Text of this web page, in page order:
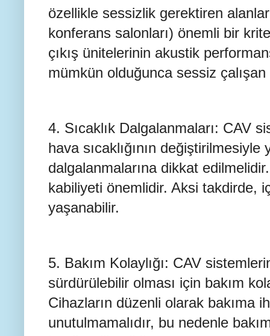
özellikle sessizlik gerektiren
konferans salonları) önemli bir
çıkış ünitelerinin akustik
mümkün olduğunca sessiz
4. Sıcaklık Dalgalanmaları: CAV
hava sıcaklığının değiştirilmesiyle
dalgalanmalarına dikkat
kabiliyeti önemlidir. Aksi takdirde,
yaşanabilir.
5. Bakım Kolaylığı: CAV
sürdürülebilir olması için bakım
Cihazların düzenli olarak bakıma
unutulmamalıdır, bu nedenle